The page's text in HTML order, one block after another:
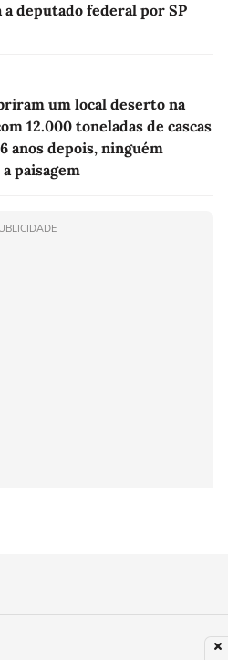
deputado federal por SP
um local deserto na
12.000 toneladas de cascas
anos depois, ninguém
paisagem